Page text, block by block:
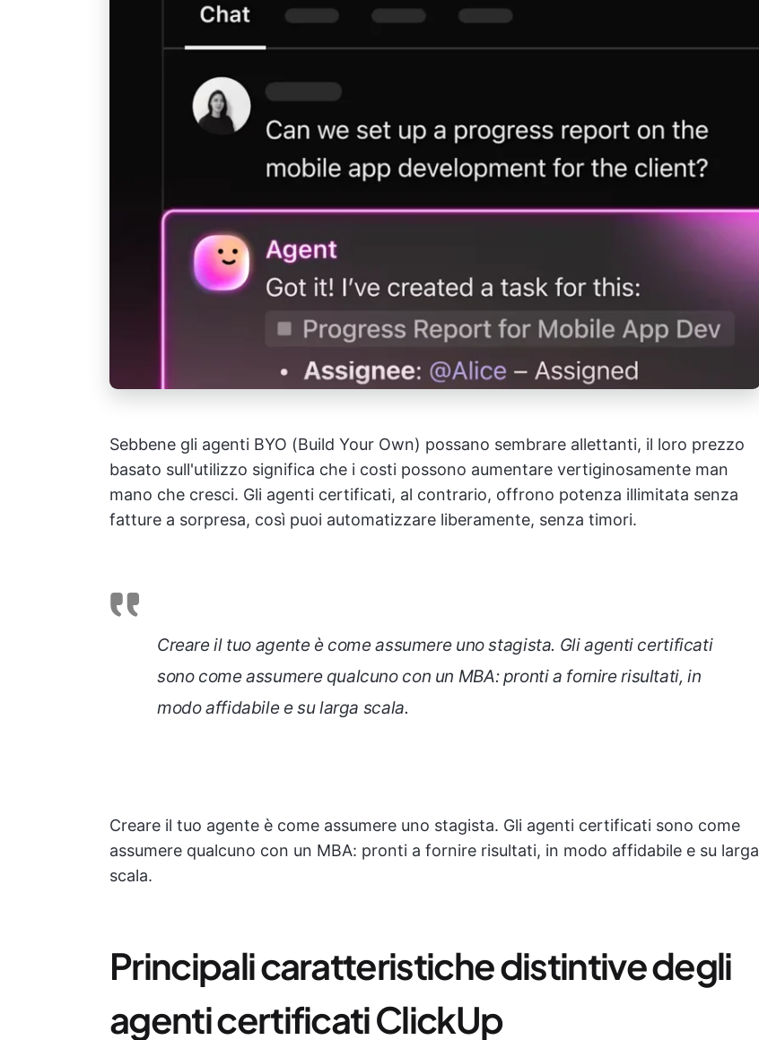
Sebbene gli agenti BYO (Build Your Own) possano sembrare allettanti, il loro prezzo
basato sull'utilizzo significa che i costi possono aumentare vertiginosamente man
mano che cresci. Gli agenti certificati, al contrario, offrono potenza illimitata senza
fatture a sorpresa, così puoi automatizzare liberamente, senza timori.
Creare il tuo agente è come assumere uno stagista. Gli agenti certificati
sono come assumere qualcuno con un MBA: pronti a fornire risultati, in
modo affidabile e su larga scala.
Creare il tuo agente è come assumere uno stagista. Gli agenti certificati sono come
assumere qualcuno con un MBA: pronti a fornire risultati, in modo affidabile e su larga
scala.
Principali caratteristiche distintive degli
agenti certificati ClickUp